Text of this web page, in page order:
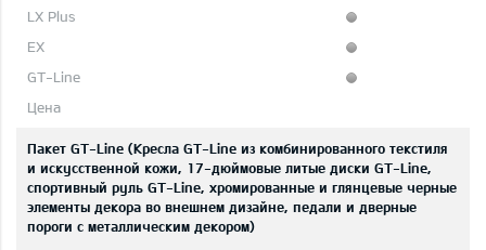
Пакет GT-Line (Кресла GT-Line из комбинированного текстиля
и искусственной кожи, 17-дюймовые литые диски GT-Line,
спортивный руль GT-Line, хромированные и глянцевые черные
элементы декора во внешнем дизайне, педали и дверные
пороги с металлическим декором)